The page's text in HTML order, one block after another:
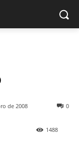
de 2008 0
1488